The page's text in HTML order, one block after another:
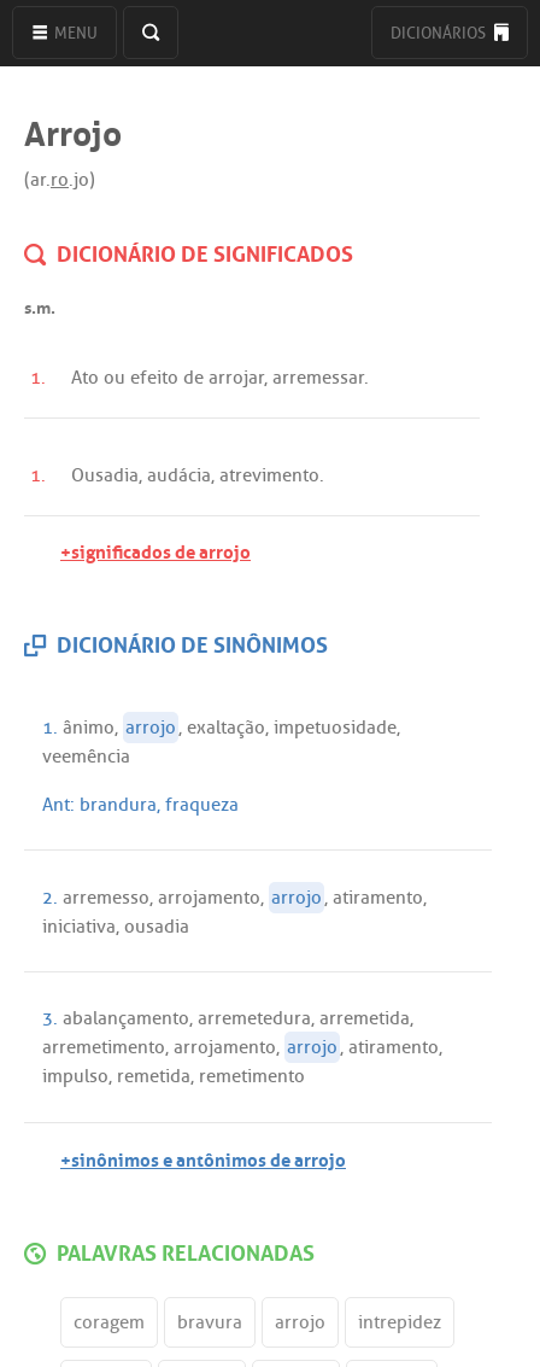
MENU DICIONÁRIOS
Arrojo
(ar.ro.jo)
DICIONÁRIO DE SIGNIFICADOS
s.m.
1. Ato ou efeito de arrojar, arremessar.
1. Ousadia, audácia, atrevimento.
+significados de arrojo
DICIONÁRIO DE SINÔNIMOS
1. ânimo, arrojo, exaltação, impetuosidade,
veemência
Ant: brandura, fraqueza
2. arremesso, arrojamento, arrojo , atiramento,
iniciativa, ousadia
3. abalançamento, arremetedura, arremetida,
arremetimento, arrojamento, arrojo, atiramento,
impulso, remetida, remetimento
+sinônimos e antônimos de arrojo
PALAVRAS RELACIONADAS
coragem bravura arrojo intrepidez